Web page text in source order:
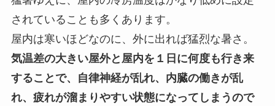
されていることも多くあります。
屋内は寒いほどなのに、外に出れば猛烈な暑さ。
気温差の大きい屋外と屋内を１日に何度も行き来
することで、自律神経が乱れ、内臓の働きが乱
れ、疲れが溜まりやすい状態になってしまうので